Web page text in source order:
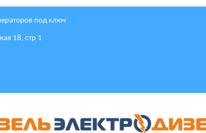
под ключ
18, стр 1